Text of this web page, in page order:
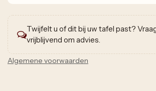
Twijfelt u of dit bij uw tafel past?
vrijblijvend om advies.
Algemene voorwaarden